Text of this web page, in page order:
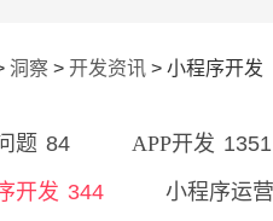
洞察 > 开发资讯 > 小程序开发
题 84 APP开发 1351
开发 344 小程序运营